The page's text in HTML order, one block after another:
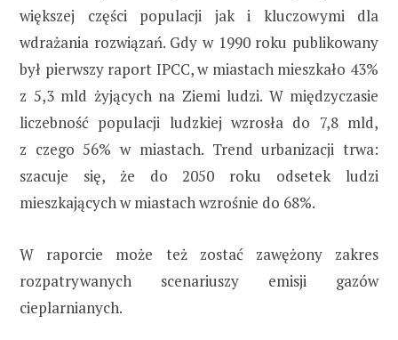
większej części populacji jak i kluczowymi dla
wdrażania rozwiązań. Gdy w 1990 roku publikowany
był pierwszy raport IPCC, w miastach mieszkało 43%
z 5,3 mld żyjących na Ziemi ludzi. W międzyczasie
liczebność populacji ludzkiej wzrosła do 7,8 mld,
z czego 56% w miastach. Trend urbanizacji trwa:
szacuje się, że do 2050 roku odsetek ludzi
mieszkających w miastach wzrośnie do 68%.
W raporcie może też zostać zawężony zakres
rozpatrywanych scenariuszy emisji gazów
cieplarnianych.